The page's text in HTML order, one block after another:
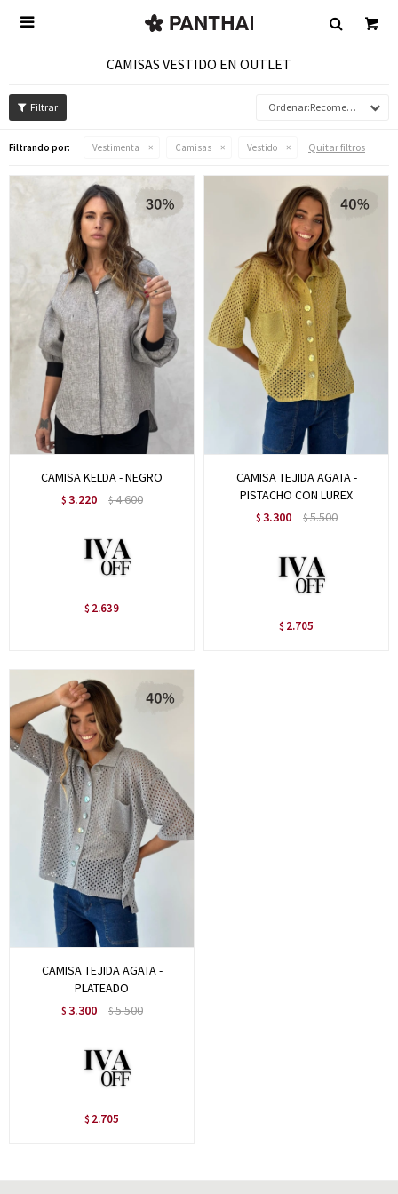

CAMISAS VESTIDO EN OUTLET
Recomendados
Filtrando por: Vestimenta Camisas Vestido Quitar filtros
CAMISA KELDA - NEGRO
$ 3.220 $4.600
$ 2.639
CAMISA TEJIDA AGATA -
PISTACHO CON LUREX
$ 3.300 $5.500
$ 2.705
CAMISA TEJIDA AGATA -
PLATEADO
$ 3.300 $5.500
$ 2.705